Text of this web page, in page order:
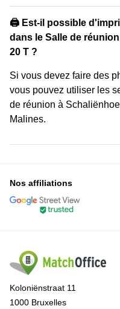
🖨️ Est-il possible
dans le Salle de
20 T ?
Si vous devez faire des
vous pouvez utiliser les
de réunion à
Malines.
Nos affiliations
Koloniënstraat 11
1000 Bruxelles